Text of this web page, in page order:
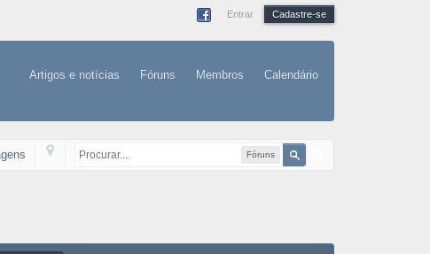
Entrar Cadastre-se
Artigos e notícias Fóruns Membros Calendário
Fóruns